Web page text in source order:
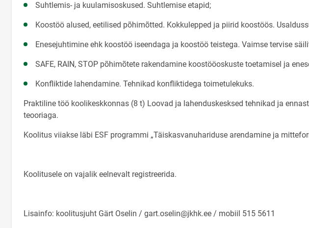
Suhtlemis- ja kuulamisoskused. Suhtlemise etapid;
Koostöö alused, eetilised põhimõtted. Kokkulepped ja piirid koostöös.
Enesejuhtimine ehk koostöö iseendaga ja koostöö teistega. Vaimse tervise
SAFE, RAIN, STOP põhimõtete rakendamine koostööoskuste toetamisel ja
Konfliktide lahendamine. Tehnikad konfliktidega toimetulekuks.
Praktiline töö koolikeskkonnas (8 t) Loovad ja lahenduskesksed tehnikad ja
teooriaga.
Koolitus viiakse läbi ESF programmi „Täiskasvanuhariduse arendamine ja
Koolitusele on vajalik eelnevalt registreerida.
Lisainfo: koolitusjuht Gärt Oselin / gart.oselin@jkhk.ee / mobiil 515 5611